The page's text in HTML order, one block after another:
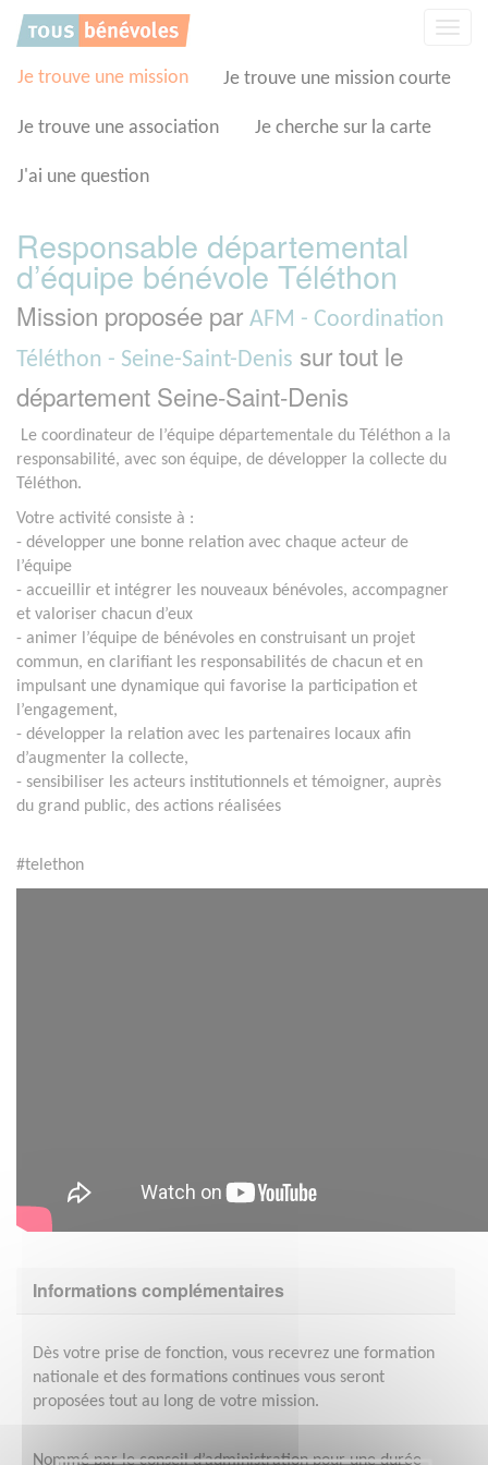
Je trouve une mission Je trouve une mission courte
Je trouve une association Je cherche sur la carte
J'ai une question
Responsable départemental
d’équipe bénévole Téléthon
Mission proposée par AFM - Coordination
Téléthon - Seine-Saint-Denis sur tout le
département Seine-Saint-Denis
Le coordinateur de l’équipe départementale du Téléthon a la
responsabilité, avec son équipe, de développer la collecte du
Téléthon.
Votre activité consiste à :
- développer une bonne relation avec chaque acteur de
l’équipe
- accueillir et intégrer les nouveaux bénévoles, accompagner
et valoriser chacun d’eux
- animer l’équipe de bénévoles en construisant un projet
commun, en clarifiant les responsabilités de chacun et en
impulsant une dynamique qui favorise la participation et
l’engagement,
- développer la relation avec les partenaires locaux afin
d’augmenter la collecte,
- sensibiliser les acteurs institutionnels et témoigner, auprès
du grand public, des actions réalisées
#telethon
Informations complémentaires
Dès votre prise de fonction, vous recevrez une formation
nationale et des formations continues vous seront
proposées tout au long de votre mission.
Nommé par le conseil d’administration pour une durée
Panneau de gestion des cookies